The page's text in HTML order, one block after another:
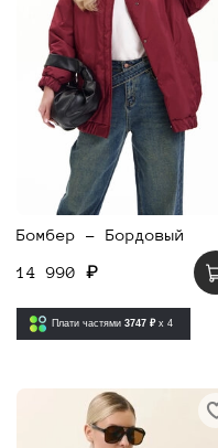
Бомбер - Бордовый
14 990 ₽
Плати частями 3747 ₽ x 4